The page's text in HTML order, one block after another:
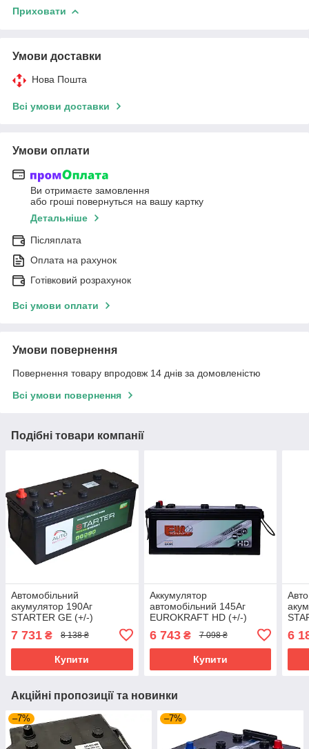
Приховати
Умови доставки
Нова Пошта
Всі умови доставки
Умови оплати
Ви отримаєте замовлення
або гроші повернуться на вашу картку
Детальніше
Післяплата
Оплата на рахунок
Готівковий розрахунок
Всі умови оплати
Умови повернення
Повернення товару впродовж 14 днів за домовленістю
Всі умови повернення
Подібні товари компанії
Автомобільний
акумулятор 190Aг
STARTER GE (+/-)
EN1150 513x223x223
7 731 ₴ 8 138 ₴
Купити
Аккумулятор
автомобільний 145Aг
EUROKRAFT HD (+/-)
EN900 513x189x220
6 743₴ 7 098 ₴
Купити
6
Акційні пропозиції та новинки
–7% –7%